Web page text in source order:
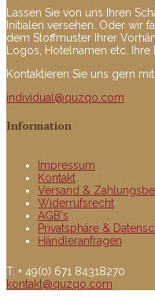
Lassen Sie von uns Ihren
Initialen versehen. Oder wir
dem Stoffmuster Ihrer
Logos, Hotelnamen etc. Ihre
Kontaktieren Sie uns gern
individual@quzqo.com
Information
Impressum
Kontakt
Versand &
Widerrufsrecht
AGB's
Privatsphäre &
Händleranfragen
T. + 49(0) 671 84318270
kontakt@quzqo.com